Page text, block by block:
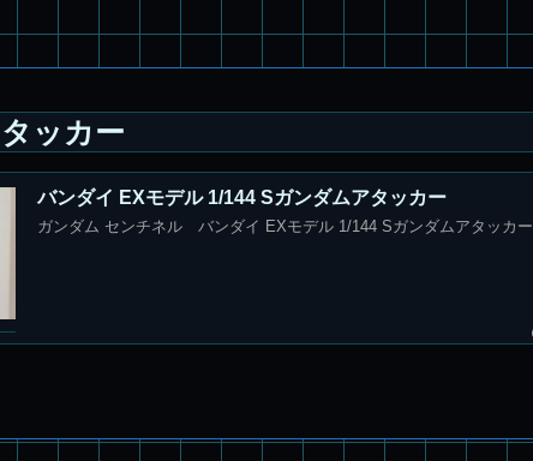
ッカー
バンダイ EXモデル 1/144 Sガンダムアタッカー
ガンダム センチネル バンダイ EXモデル 1/144 Sガンダムアタッカー